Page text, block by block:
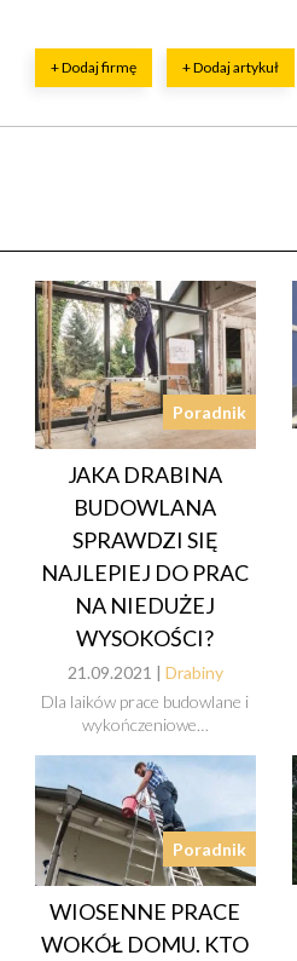
+ Dodaj firmę + Dodaj artykuł
Poradnik
JAKA DRABINA
BUDOWLANA
SPRAWDZI SIĘ
NAJLEPIEJ DO PRAC
NA NIEDUŻEJ
WYSOKOŚCI?
21.09.2021 | Drabiny
Dla laików prace budowlane i
wykończeniowe…
Poradnik
WIOSENNE PRACE
WOKÓŁ DOMU. KTO